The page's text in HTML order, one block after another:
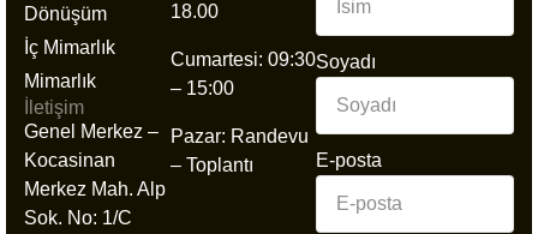
Dönüşüm
İç Mimarlık
Mimarlık
İletişim
Genel Merkez –
Kocasinan
Merkez Mah. Alp
Sok. No: 1/C
18.00
Cumartesi: 09:30
– 15:00
Pazar: Randevu
– Toplantı
Soyadı
E-posta